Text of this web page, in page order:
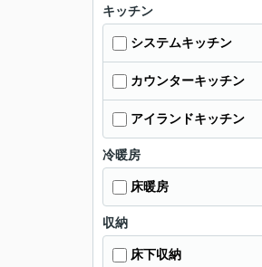
キッチン
システムキッチン
カウンターキッチン
アイランドキッチン
冷暖房
床暖房
収納
床下収納